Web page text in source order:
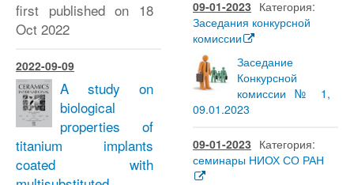
first published on 18
Oct 2022
2022-09-09
A study on
biological
properties of
titanium implants
coated with
09-01-2023 Категория:
Заседания конкурсной
комиссии
Заседание
Конкурсной
комиссии № 1,
09.01.2023
09-01-2023 Категория:
семинары НИОХ СО РАН